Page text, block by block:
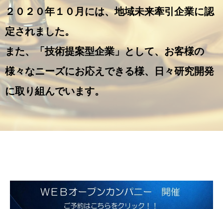
２０２０年１０月には、地域未来牽引企業に認
定されました。
また、「技術提案型企業」として、お客様の
様々なニーズにお応えできる様、日々研究開発
に取り組んでいます。